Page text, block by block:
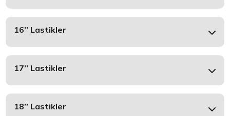
16’’ Lastikler
17’’ Lastikler
18’’ Lastikler